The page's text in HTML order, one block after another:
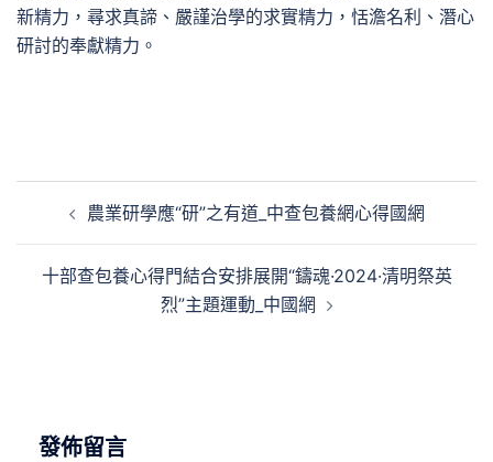
新精力，尋求真諦、嚴謹治學的求實精力，恬澹名利、潛心
研討的奉獻精力。
農業研學應“研”之有道_中查包養網心得國網
十部查包養心得門結合安排展開“鑄魂·2024·清明祭英
烈”主題運動_中國網
發佈留言